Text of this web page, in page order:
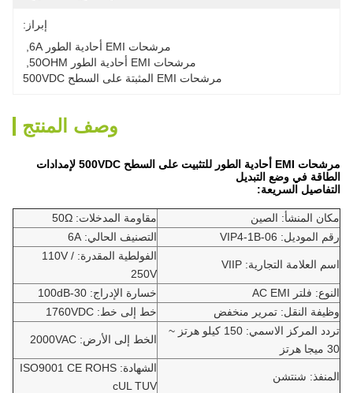
إبراز:
مرشحات EMI أحادية الطور 6A
مرشحات EMI أحادية الطور 50OHM
مرشحات EMI المثبتة على السطح 500VDC
وصف المنتج
مرشحات EMI أحادية الطور للتثبيت على السطح 500VDC لإمدادات
الطاقة في وضع التبديل
التفاصيل السريعة:
مكان المنشأ: الصين
مقاومة المدخلات: 50Ω
رقم الموديل: VIP4-1B-06
التصنيف الحالي: 6A
اسم العلامة التجارية: VIIP
الفولطية المقدرة: 110V /
250V
النوع: فلتر AC EMI
خسارة الإدراج: 30-100dB
وظيفة النقل: تمرير منخفض
خط إلى خط: 1760VDC
تردد المركز الاسمي: 150 كيلو هرتز ~
30 ميجا هرتز
الخط إلى الأرض: 2000VAC
المنفذ: شنتشن
الشهادة: ISO9001 CE ROHS
cUL TUV